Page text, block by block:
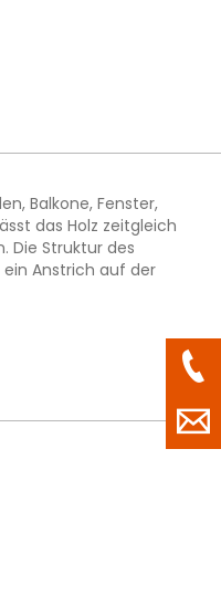
Balkone, Fenster,
das Holz zeitgleich
Die Struktur des
ein Anstrich auf der